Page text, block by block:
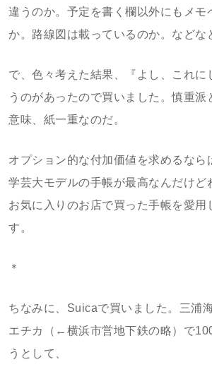
違うのか。予定を書く欄以外にもメモ
か。路線図は載っているのか。などな
で、色々考えた結果、『よし、これに
うのがあったので買いました。慎重派
意味、紙一重なのだ。
オプション的な付加価値を求めるなら
学芸大モデルの手帳が最高なんだけど
お気に入りのお店で買った手帳を愛用
す。
＊
ちなみに、Suicaで買いました。三浦
エチカ（←横浜市営地下鉄の略）で
うとして、